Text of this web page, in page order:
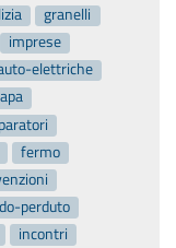
granelli
imprese
elettriche
fermo
perduto
incontri